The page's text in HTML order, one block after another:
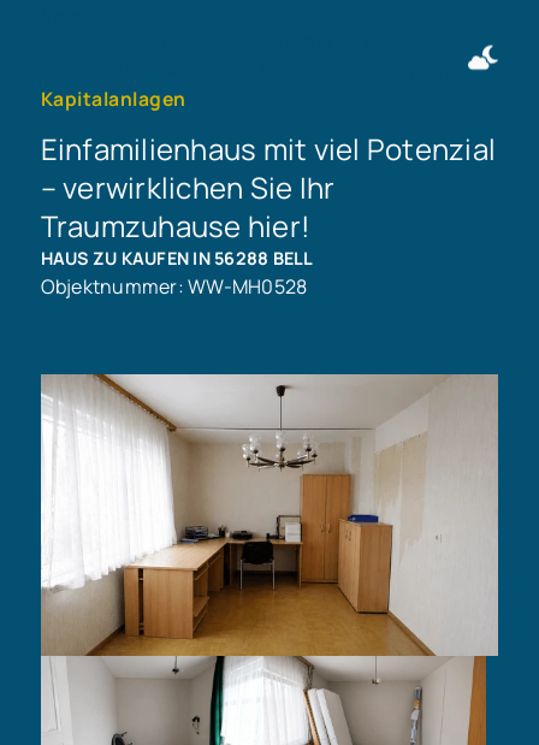
Kapitalanlagen
Einfamilienhaus mit viel Potenzial
– verwirklichen Sie Ihr
Traumzuhause hier!
HAUS ZU KAUFEN IN 56288 BELL
Objektnummer: WW-MH0528